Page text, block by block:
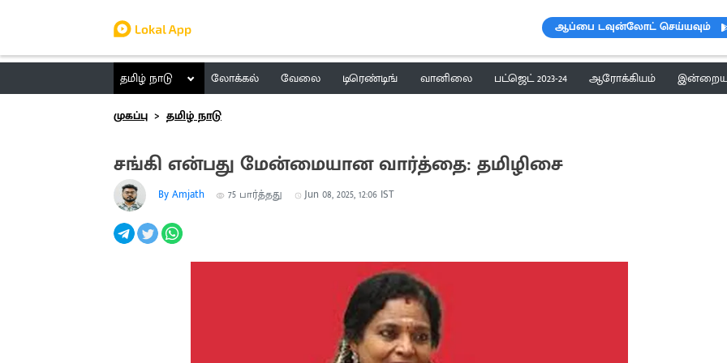
ஆப்பை டவுன்லோட் செய்யவும்
தமிழ் நாடு லோக்கல் வேலை டிரெண்டிங் வானிலை பட்ஜெட் 2023-24 ஆரோக்கியம் இன்றைய
முகப்பு
தமிழ் நாடு
சங்கி என்பது மேன்மையான வார்த்தை: தமிழிசை
By Amjath 75 பார்த்தது Jun 08, 2025, 12:06 IST